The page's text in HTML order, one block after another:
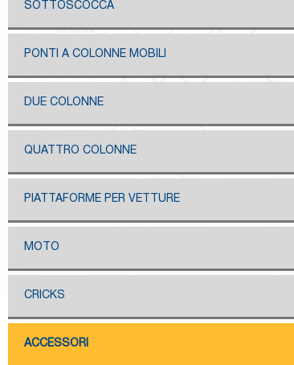
SOTTOSCOCCA
PONTI A COLONNE MOBILI
DUE COLONNE
QUATTRO COLONNE
PIATTAFORME PER VETTURE
MOTO
CRICKS
ACCESSORI